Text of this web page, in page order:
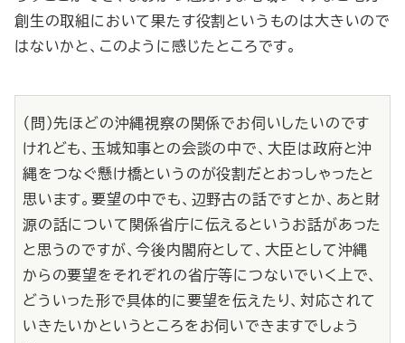
創生の取組において果たす役割というものは大きいので
はないかと、このように感じたところです。
（問）先ほどの沖縄視察の関係でお伺いしたいのです
けれども、玉城知事との会談の中で、大臣は政府と沖
縄をつなぐ懸け橋というのが役割だとおっしゃったと
思います。要望の中でも、辺野古の話ですとか、あと財
源の話について関係省庁に伝えるというお話があった
と思うのですが、今後内閣府として、大臣として沖縄
からの要望をそれぞれの省庁等につないでいく上で、
どういった形で具体的に要望を伝えたり、対応されて
いきたいかというところをお伺いできますでしょう